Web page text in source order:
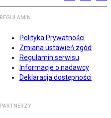
REGULAMIN
Polityka Prywatności
Zmiana ustawień zgód
Regulamin serwisu
Informacje o nadawcy
Deklaracja dostępności
PARTNERZY